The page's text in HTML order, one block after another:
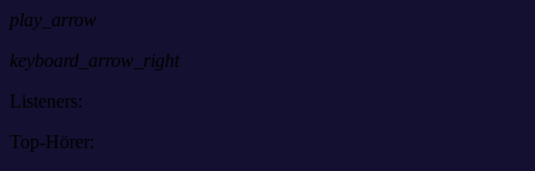
play_arrow
keyboard_arrow_right
Listeners:
Top-Hörer: